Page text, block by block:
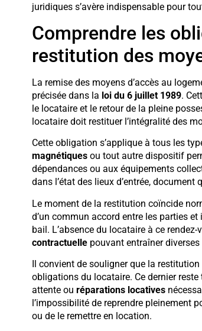
juridiques s’avère indispensable pour
Comprendre les
restitution des
La remise des moyens d’accès au
précisée dans la loi du 6 juillet 1989.
le locataire et le retour de la pleine
locataire doit restituer l’intégralité des
Cette obligation s’applique à tous les
magnétiquesou tout autre dispositif
dépendances ou aux équipements
dans l’état des lieux d’entrée,
Le moment de la restitution coïncide
d’un commun accord entre les parties
bail. L’absence du locataire à ce
contractuellepouvant entraîner diverses
Il convient de souligner que la
obligations du locataire. Ce dernier reste
attente ou réparations locatives
l’impossibilité de reprendre pleinement
ou de le remettre en location.